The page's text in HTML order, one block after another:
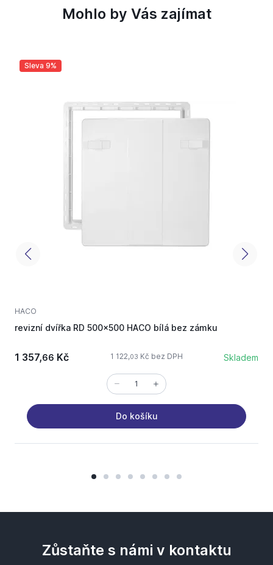
Mohlo by Vás zajímat
Sleva 9%
HACO
revizní dvířka RD 500x500 HACO bílá bez zámku
1 357,66 Kč 1 122,03 Kč bez DPH Skladem
Do košíku
Zůstaňte s námi v kontaktu